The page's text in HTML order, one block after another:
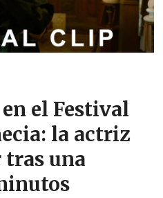
el Festival
la actriz
una